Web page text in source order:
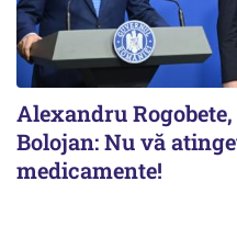
Alexandru
Bolojan: Nu vă
medicamente!